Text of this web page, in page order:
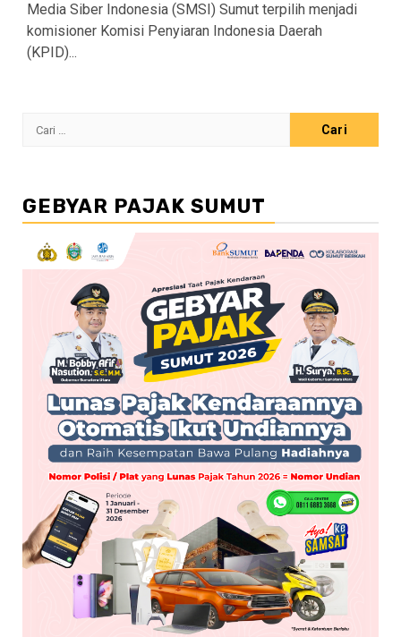
Media Siber Indonesia (SMSI) Sumut terpilih menjadi
komisioner Komisi Penyiaran Indonesia Daerah
(KPID)...
Cari
GEBYAR PAJAK SUMUT